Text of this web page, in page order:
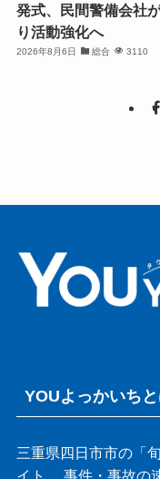
発式、民間警備会社
り活動強化へ
2026年8月6日 総合 3110
YOUよっかいち
三重県四日市市の「
イト。 事件・事故の